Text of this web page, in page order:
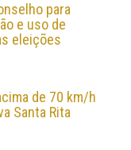
para
e uso de
eleições
de 70 km/h
Santa Rita